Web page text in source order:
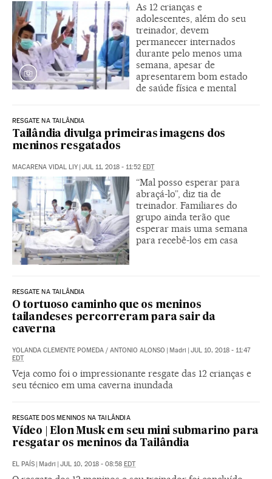
As 12 crianças e
adolescentes, além do seu
treinador, devem
permanecer internados
durante pelo menos uma
semana, apesar de
apresentarem bom estado
de saúde física e mental
RESGATE NA TAILÂNDIA
Tailândia divulga primeiras imagens dos
meninos resgatados
MACARENA VIDAL LIY | JUL 11, 2018 - 11:52 EDT
“Mal posso esperar para
abraçá-lo”, diz tia de
treinador. Familiares do
grupo ainda terão que
esperar mais uma semana
para recebê-los em casa
RESGATE NA TAILÂNDIA
O tortuoso caminho que os meninos
tailandeses percorreram para sair da
caverna
YOLANDA CLEMENTE POMEDA / ANTONIO ALONSO | Madri | JUL 10, 2018 - 11:47
EDT
Veja como foi o impressionante resgate das 12 crianças e
seu técnico em uma caverna inundada
RESGATE DOS MENINOS NA TAILÂNDIA
Vídeo | Elon Musk em seu mini submarino para
resgatar os meninos da Tailândia
EL PAÍS | Madri | JUL 10, 2018 - 08:58 EDT